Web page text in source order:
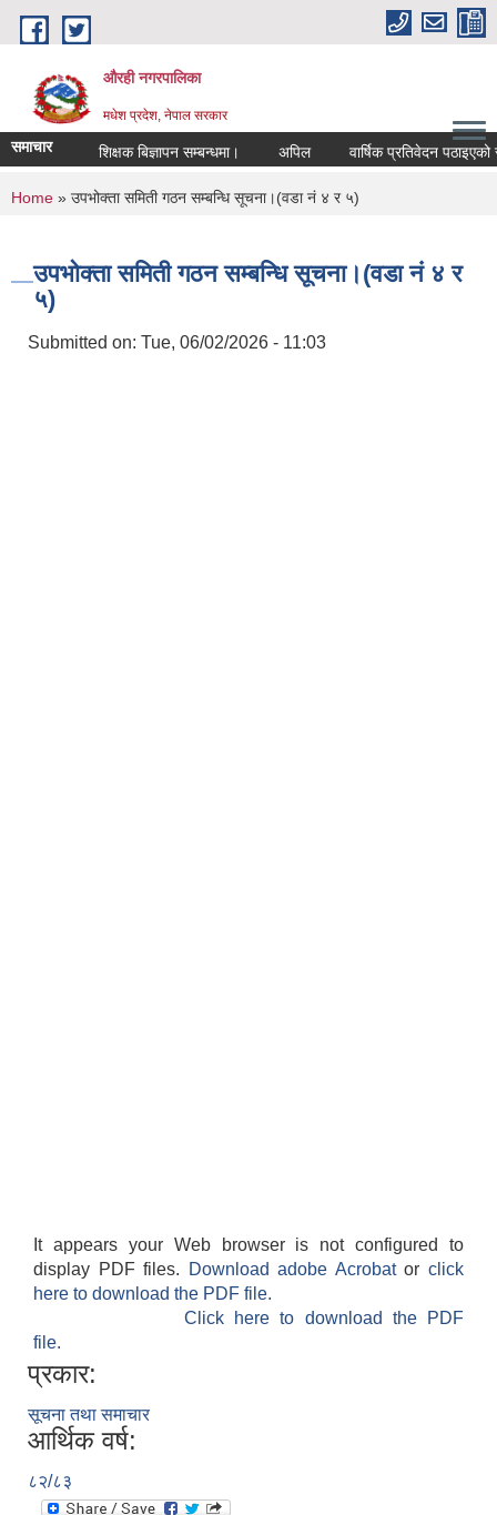
Skip to main content
औरही नगरपालिका
मधेश प्रदेश, नेपाल सरकार
समाचार शिक्षक बिज्ञापन सम्बन्धमा। अपिल वार्षिक प्रतिवेदन पठाइएको
You are here
Home » उपभोक्ता समिती गठन सम्बन्धि सूचना।(वडा नं ४ र ५)
उपभोक्ता समिती गठन सम्बन्धि सूचना।(वडा नं ४ र
५)
Submitted on: Tue, 06/02/2026 - 11:03
It appears your Web browser is not configured to
display PDF files.
Download adobe Acrobatorclick
here to download the PDF file.
Click here to download the PDF
file.
प्रकार:
सूचना तथा समाचार
आर्थिक वर्ष:
८२/८३